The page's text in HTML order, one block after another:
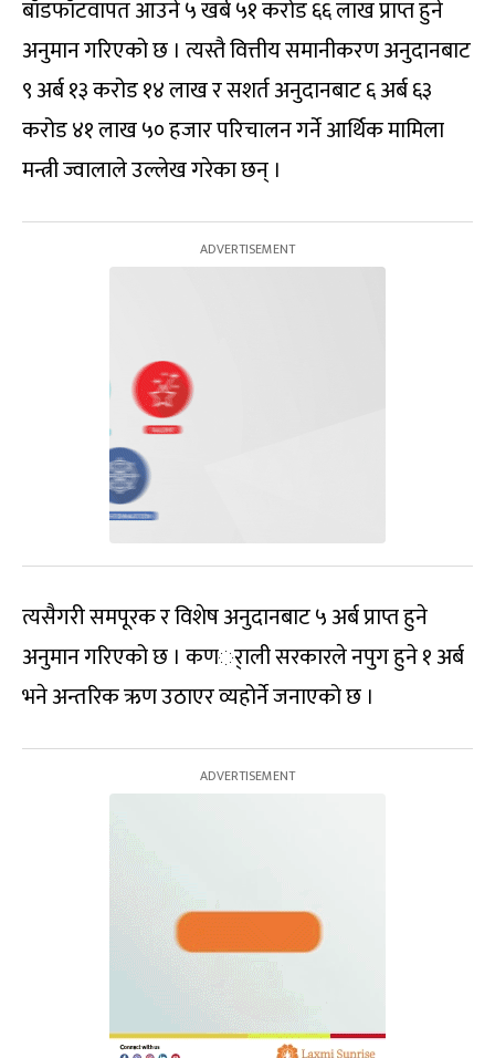
बाँडफाँटवापत आउने ५ खर्ब ५१ करोड ६६ लाख प्राप्त हुने
अनुमान गरिएको छ । त्यस्तै वित्तीय समानीकरण अनुदानबाट
९ अर्ब १३ करोड १४ लाख र सशर्त अनुदानबाट ६ अर्ब ६३
करोड ४१ लाख ५० हजार परिचालन गर्ने आर्थिक मामिला
मन्त्री ज्वालाले उल्लेख गरेका छन् ।
त्यसैगरी समपूरक र विशेष अनुदानबाट ५ अर्ब प्राप्त हुने
अनुमान गरिएको छ । कणर्ाली सरकारले नपुग हुने १ अर्ब
भने अन्तरिक ऋण उठाएर व्यहोर्ने जनाएको छ ।